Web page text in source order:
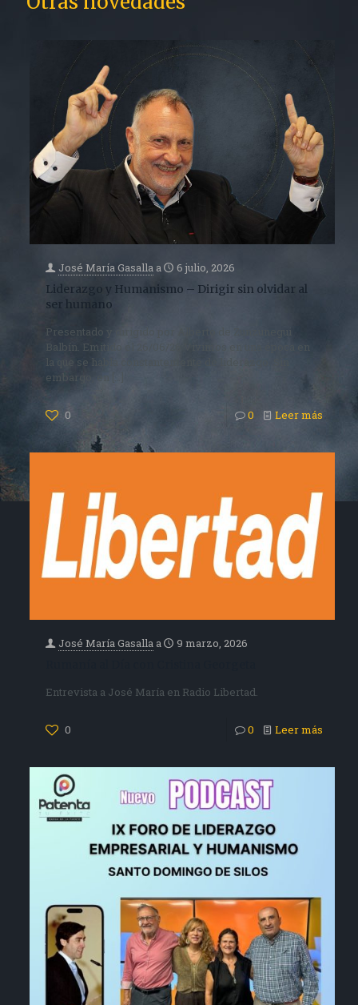
José María Gasalla a
6 julio, 2026
Liderazgo y Humanismo – Dirigir sin olvidar al
ser humano
Presentado y dirigido por Alberto de Zunzunegui
Balbín. Emitido el 26/06/26 Vivimos en una época en
la que se habla constantemente de liderazgo. Sin
embargo, en
0 0 Leer más
José María Gasalla a
9 marzo, 2026
Entrevista a José María en Radio Libertad.
0 0 Leer más